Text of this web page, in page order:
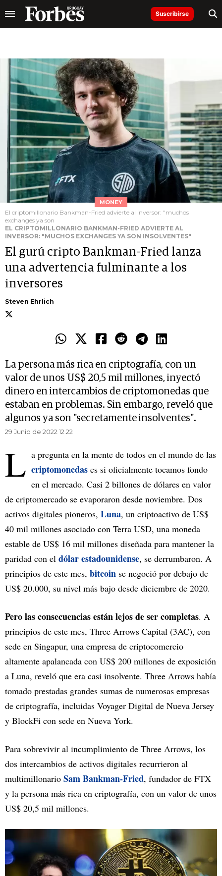
Suscribirse
MONEY
El criptomillonario Bankman-Fried advierte al inversor: "muchos
exchanges ya son
EL CRIPTOMILLONARIO BANKMAN-FRIED ADVIERTE AL
INVERSOR: "MUCHOS EXCHANGES YA SON INSOLVENTES"
El gurú cripto Bankman-Fried lanza
una advertencia fulminante a los
inversores
Steven Ehrlich
La persona más rica en criptografía, con un
valor de unos US$ 20,5 mil millones, inyectó
dinero en intercambios de criptomonedas que
estaban en problemas. Sin embargo, reveló que
algunos ya son "secretamente insolventes".
29 Junio de 2022 12.22
L a pregunta en la mente de todos en el mundo de las
criptomonedas es si oficialmente tocamos fondo
en el mercado. Casi 2 billones de dólares en valor
de criptomercado se evaporaron desde noviembre. Dos
activos digitales pioneros, Luna, un criptoactivo de US$
40 mil millones asociado con Terra USD, una moneda
estable de US$ 16 mil millones diseñada para mantener la
paridad con el dólar estadounidense, se derrumbaron. A
principios de este mes, bitcoin se negoció por debajo de
US$ 20.000, su nivel más bajo desde diciembre de 2020.
Pero las consecuencias están lejos de ser completas. A
principios de este mes, Three Arrows Capital (3AC), con
sede en Singapur, una empresa de criptocomercio
altamente apalancada con US$ 200 millones de exposición
a Luna, reveló que era casi insolvente. Three Arrows había
tomado prestadas grandes sumas de numerosas empresas
de criptografía, incluidas Voyager Digital de Nueva Jersey
y BlockFi con sede en Nueva York.
Para sobrevivir al incumplimiento de Three Arrows, los
dos intercambios de activos digitales recurrieron al
multimillonario Sam Bankman-Fried, fundador de FTX
y la persona más rica en criptografía, con un valor de unos
US$ 20,5 mil millones.